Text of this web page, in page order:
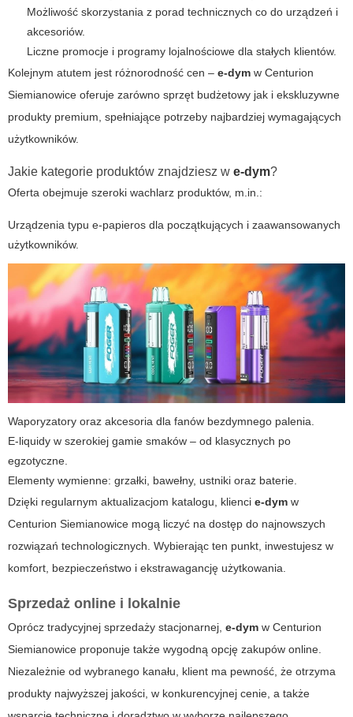
Możliwość skorzystania z porad technicznych co do urządzeń i
akcesoriów.
Liczne promocje i programy lojalnościowe dla stałych klientów.
Kolejnym atutem jest różnorodność cen – e-dym w Centurion
Siemianowice oferuje zarówno sprzęt budżetowy jak i ekskluzywne
produkty premium, spełniające potrzeby najbardziej wymagających
użytkowników.
Jakie kategorie produktów znajdziesz w e-dym?
Oferta obejmuje szeroki wachlarz produktów, m.in.:
Urządzenia typu e-papieros dla początkujących i zaawansowanych
użytkowników.
Waporyzatory oraz akcesoria dla fanów bezdymnego palenia.
E-liquidy w szerokiej gamie smaków – od klasycznych po
egzotyczne.
Elementy wymienne: grzałki, bawełny, ustniki oraz baterie.
Dzięki regularnym aktualizacjom katalogu, klienci e-dym w
Centurion Siemianowice mogą liczyć na dostęp do najnowszych
rozwiązań technologicznych. Wybierając ten punkt, inwestujesz w
komfort, bezpieczeństwo i ekstrawagancję użytkowania.
Sprzedaż online i lokalnie
Oprócz tradycyjnej sprzedaży stacjonarnej, e-dym w Centurion
Siemianowice proponuje także wygodną opcję zakupów online.
Niezależnie od wybranego kanału, klient ma pewność, że otrzyma
produkty najwyższej jakości, w konkurencyjnej cenie, a także